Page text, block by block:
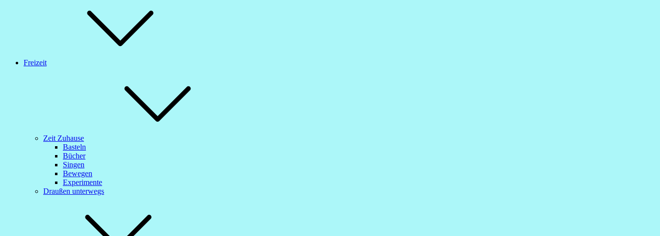
Freizeit
Zeit Zuhause
Basteln
Bücher
Singen
Bewegen
Experimente
Draußen unterwegs